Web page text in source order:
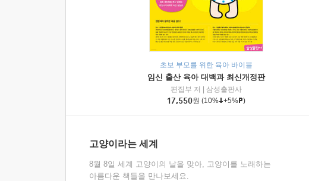
초보 부모를 위한 육아 바이블
임신 출산 육아 대백과 최신개정판
편집부 저
삼성출판사
17,550원 (10% +5% )
고양이라는 세계
8월 8일 세계 고양이의 날을 맞아, 고양이를 노래하는
아름다운 책들을 만나보세요.